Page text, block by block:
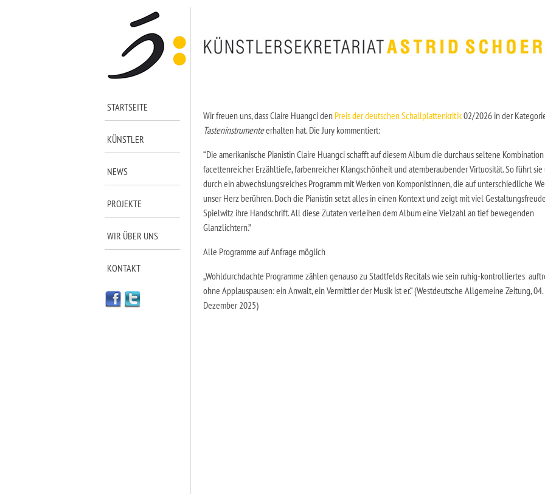
STARTSEITE
KÜNSTLER
NEWS
PROJEKTE
WIR ÜBER UNS
KONTAKT
Wir freuen uns, dass Claire Huangci den Preis der deutschen Schallplattenkritik02/2026 in der
Tasteninstrumenteerhalten hat. Die Jury kommentiert:
“Die amerikanische Pianistin Claire Huangci schafft auf diesem Album die durchaus seltene
facettenreicher Erzähltiefe, farbenreicher Klangschönheit und atemberaubender Virtuosität. So führt sie
durch ein abwechslungsreiches Programm mit Werken von Komponistinnen, die auf unterschiedliche
unser Herz berühren. Doch die Pianistin setzt alles in einen Kontext und zeigt mit viel
Spielwitz ihre Handschrift. All diese Zutaten verleihen dem Album eine Vielzahl an tief bewegenden
Glanzlichtern.”
Alle Programme auf Anfrage möglich
„Wohldurchdachte Programme zählen genauso zu Stadtfelds Recitals wie sein ruhig-kontrolliertes
ohne Applauspausen: ein Anwalt, ein Vermittler der Musik ist er.“ (Westdeutsche Allgemeine Zeitung, 04.
Dezember 2025)